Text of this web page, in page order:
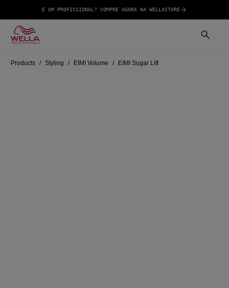
É UM PROFISSIONAL? COMPRE AGORA NA WELLASTORE
Products Styling EIMI Volume EIMI Sugar Lift